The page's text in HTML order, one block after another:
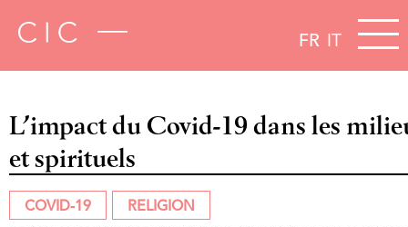
FR IT
L’impact du Covid-19 dans les
et spirituels
COVID-19
RELIGION